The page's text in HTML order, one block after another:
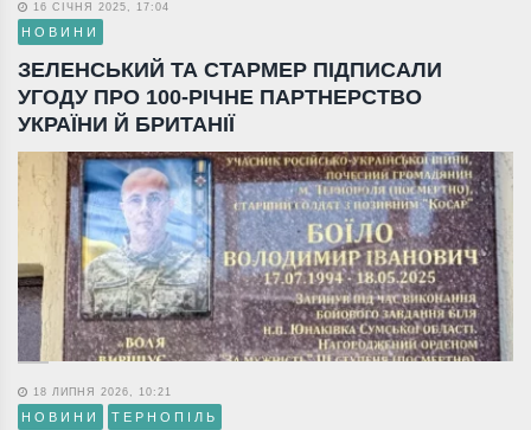
16 СІЧНЯ 2025, 17:04
НОВИНИ
ЗЕЛЕНСЬКИЙ ТА СТАРМЕР ПІДПИСАЛИ
УГОДУ ПРО 100-РІЧНЕ ПАРТНЕРСТВО
УКРАЇНИ Й БРИТАНІЇ
18 ЛИПНЯ 2026, 10:21
НОВИНИ ТЕРНОПІЛЬ